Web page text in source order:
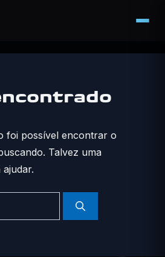
foi possível encontrar o
Talvez uma
ajudar.